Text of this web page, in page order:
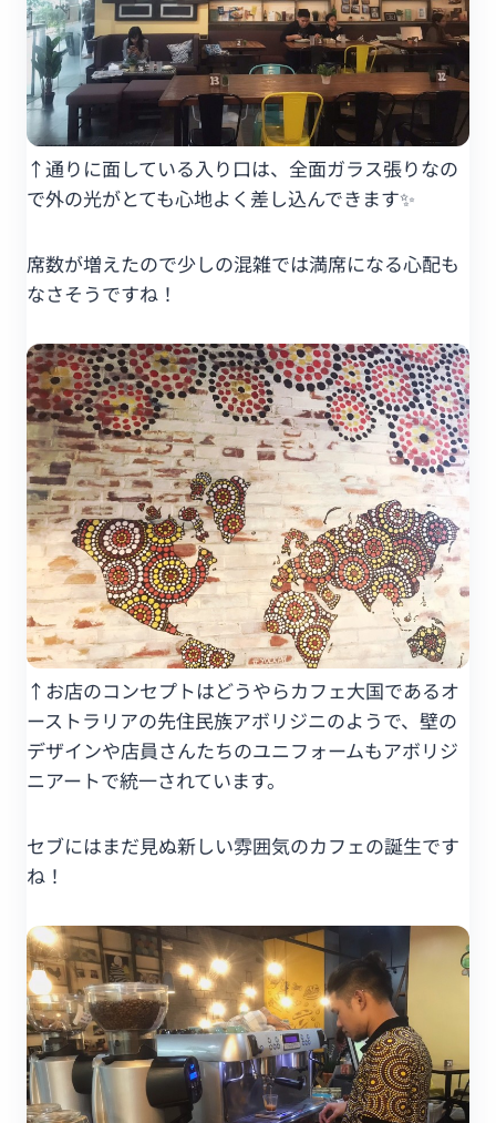
↑通りに面している入り口は、全面ガラス張りなの
で外の光がとても心地よく差し込んできます✨
席数が増えたので少しの混雑では満席になる心配も
なさそうですね！
↑お店のコンセプトはどうやらカフェ大国であるオ
ーストラリアの先住民族アボリジニのようで、壁の
デザインや店員さんたちのユニフォームもアボリジ
ニアートで統一されています。
セブにはまだ見ぬ新しい雰囲気のカフェの誕生です
ね！